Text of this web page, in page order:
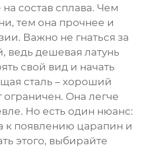
состав сплава. Чем
тем она прочнее и
Важно не гнаться за
ведь дешевая латунь
свой вид и начать
сталь – хороший
Она легче
Но есть один нюанс:
к появлению царапин и
этого, выбирайте